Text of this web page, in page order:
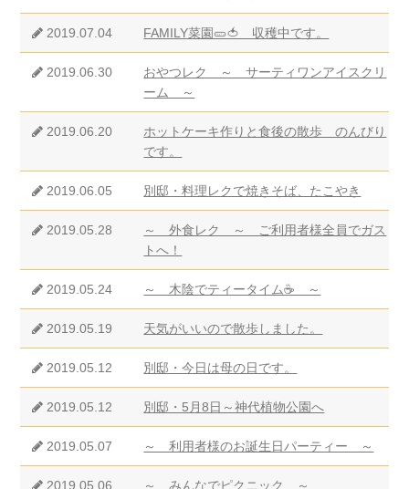
2019.07.04 FAMILY菜園🥒🍅 収穫中です。
2019.06.30
おやつレク ～ サーティワンアイスクリ
ーム ～
2019.06.20
ホットケーキ作りと食後の散歩 のんびり
です。
2019.06.05 別邸・料理レクで焼きそば、たこやき
2019.05.28
～ 外食レク ～ ご利用者様全員でガス
トへ！
2019.05.24 ～ 木陰でティータイム☕ ～
2019.05.19 天気がいいので散歩しました。
2019.05.12 別邸・今日は母の日です。
2019.05.12 別邸・5月8日～神代植物公園へ
2019.05.07 ～ 利用者様のお誕生日パーティー ～
2019.05.06 ～ みんなでピクニック ～